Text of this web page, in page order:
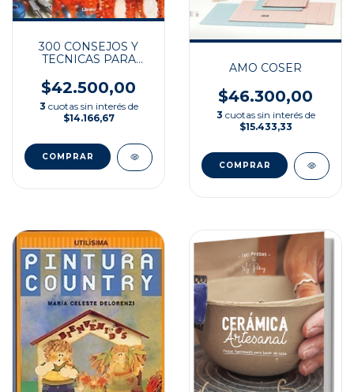
300 CONSEJOS Y
TECNICAS PARA
$42.500,00
3 cuotas sin interés de
$14.166,67
AMO COSER
$46.300,00
3 cuotas sin interés de
$15.433,33